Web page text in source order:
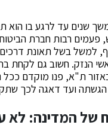
עד לרגע בו הוא
פעמים רבות חברת
למשל בשל תאונת
הנזק. חשוב גם לקחת
ת"א, פנו מוקדם
ועד דאגה לכך
המדינה: לא